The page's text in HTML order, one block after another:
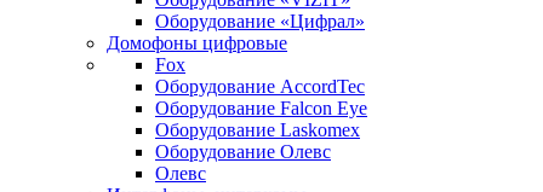
Оборудование «Цифрал»
Домофоны цифровые
Fox
Оборудование AccordTec
Оборудование Falcon Eye
Оборудование Laskomex
Оборудование Олевс
Олевс